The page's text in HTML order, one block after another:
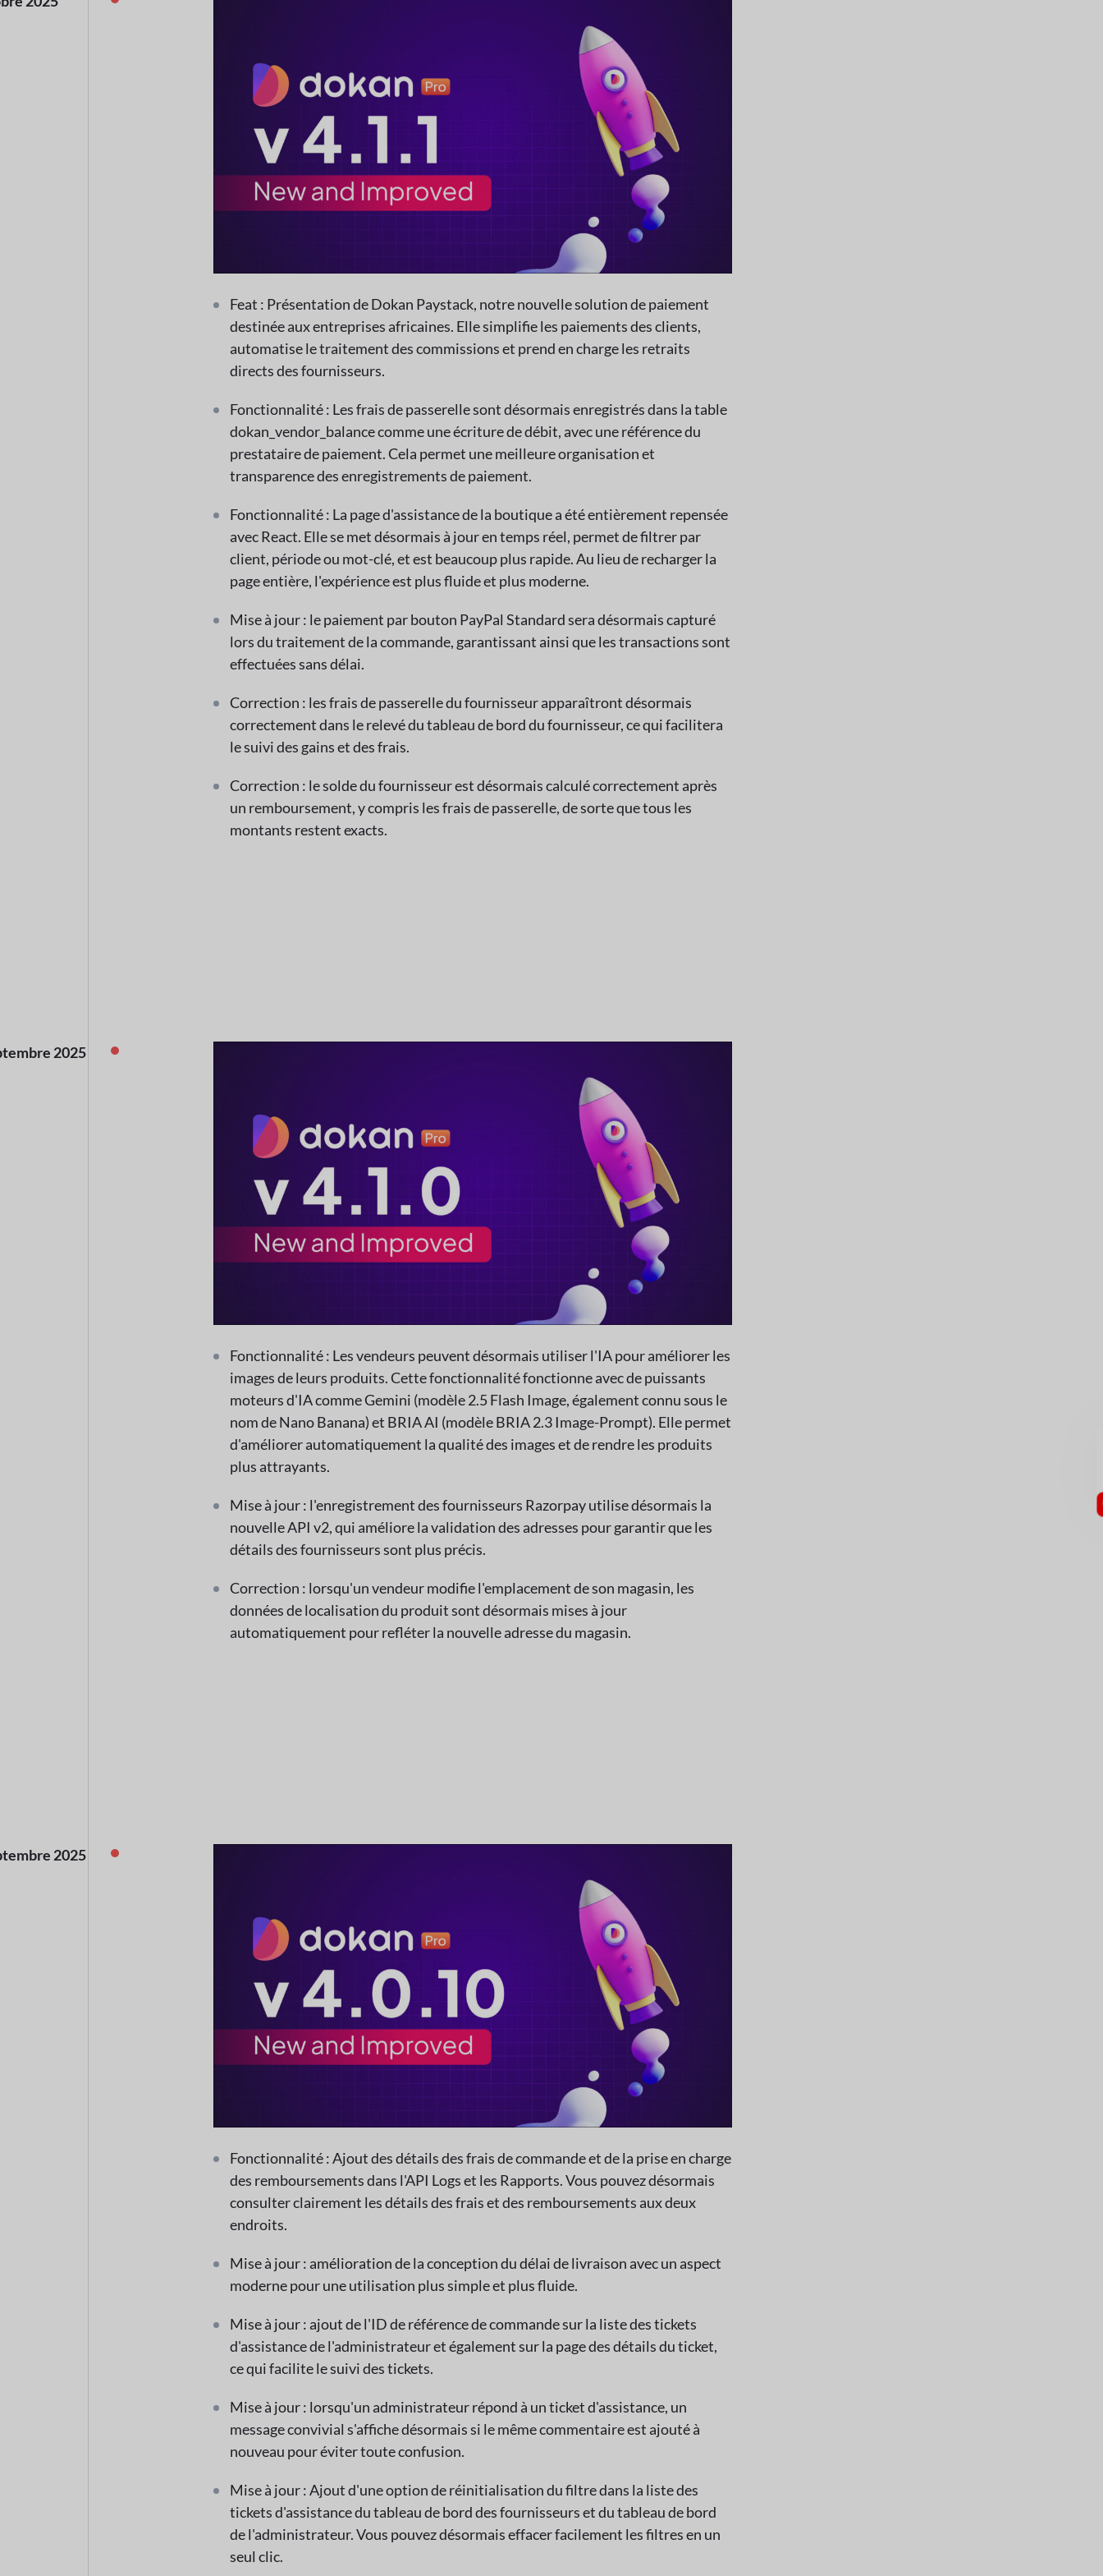
Feat : Présentation de Dokan Paystack, notre nouvelle solution de paiement
destinée aux entreprises africaines. Elle simplifie les paiements des clients,
automatise le traitement des commissions et prend en charge les retraits
directs des fournisseurs.
Fonctionnalité : Les frais de passerelle sont désormais enregistrés dans la table
dokan_vendor_balance comme une écriture de débit, avec une référence du
prestataire de paiement. Cela permet une meilleure organisation et
transparence des enregistrements de paiement.
Fonctionnalité : La page d'assistance de la boutique a été entièrement repensée
avec React. Elle se met désormais à jour en temps réel, permet de filtrer par
client, période ou mot-clé, et est beaucoup plus rapide. Au lieu de recharger la
page entière, l'expérience est plus fluide et plus moderne.
Mise à jour : le paiement par bouton PayPal Standard sera désormais capturé
lors du traitement de la commande, garantissant ainsi que les transactions sont
effectuées sans délai.
Correction : les frais de passerelle du fournisseur apparaîtront désormais
correctement dans le relevé du tableau de bord du fournisseur, ce qui facilitera
le suivi des gains et des frais.
Correction : le solde du fournisseur est désormais calculé correctement après
un remboursement, y compris les frais de passerelle, de sorte que tous les
montants restent exacts.
2025
Fonctionnalité : Les vendeurs peuvent désormais utiliser l'IA pour améliorer les
images de leurs produits. Cette fonctionnalité fonctionne avec de puissants
moteurs d'IA comme Gemini (modèle 2.5 Flash Image, également connu sous le
nom de Nano Banana) et BRIA AI (modèle BRIA 2.3 Image-Prompt). Elle permet
d'améliorer automatiquement la qualité des images et de rendre les produits
plus attrayants.
Mise à jour : l'enregistrement des fournisseurs Razorpay utilise désormais la
nouvelle API v2, qui améliore la validation des adresses pour garantir que les
détails des fournisseurs sont plus précis.
Correction : lorsqu'un vendeur modifie l'emplacement de son magasin, les
données de localisation du produit sont désormais mises à jour
automatiquement pour refléter la nouvelle adresse du magasin.
2025
Fonctionnalité : Ajout des détails des frais de commande et de la prise en charge
des remboursements dans l'API Logs et les Rapports. Vous pouvez désormais
consulter clairement les détails des frais et des remboursements aux deux
endroits.
Mise à jour : amélioration de la conception du délai de livraison avec un aspect
moderne pour une utilisation plus simple et plus fluide.
Mise à jour : ajout de l'ID de référence de commande sur la liste des tickets
d'assistance de l'administrateur et également sur la page des détails du ticket,
ce qui facilite le suivi des tickets.
Mise à jour : lorsqu'un administrateur répond à un ticket d'assistance, un
message convivial s'affiche désormais si le même commentaire est ajouté à
nouveau pour éviter toute confusion.
Mise à jour : Ajout d'une option de réinitialisation du filtre dans la liste des
tickets d'assistance du tableau de bord des fournisseurs et du tableau de bord
de l'administrateur. Vous pouvez désormais effacer facilement les filtres en un
seul clic.